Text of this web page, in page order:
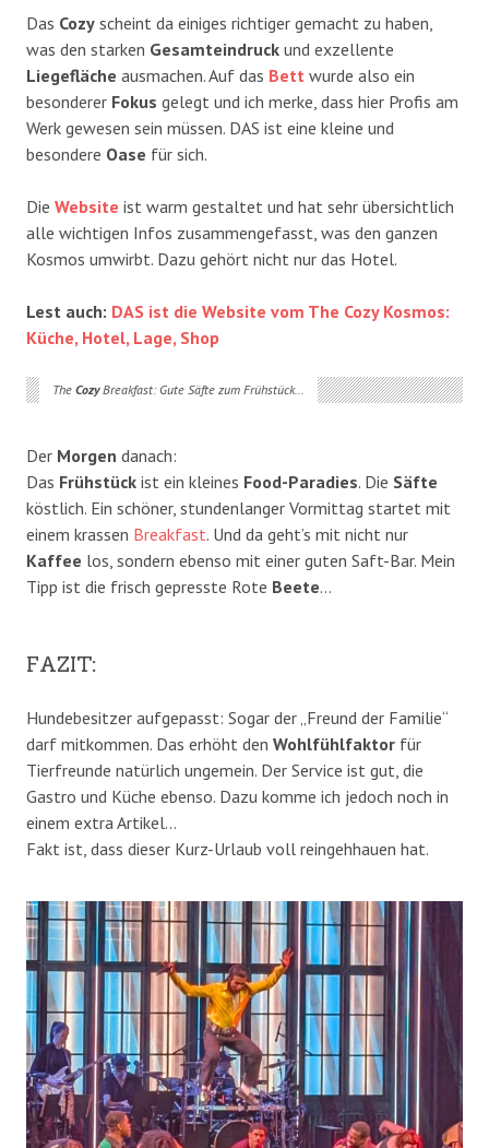
Das Cozy scheint da einiges richtiger gemacht zu haben,
was den starken Gesamteindruck und exzellente
Liegefläche ausmachen. Auf das Bett wurde also ein
besonderer Fokus gelegt und ich merke, dass hier Profis am
Werk gewesen sein müssen. DAS ist eine kleine und
besondere Oase für sich.
Die Website ist warm gestaltet und hat sehr übersichtlich
alle wichtigen Infos zusammengefasst, was den ganzen
Kosmos umwirbt. Dazu gehört nicht nur das Hotel.
Lest auch: DAS ist die Website vom The Cozy Kosmos:
Küche, Hotel, Lage, Shop
The CozyBreakfast: Gute Säfte zum Frühstück…
Der Morgen danach:
Das Frühstück ist ein kleines Food-Paradies. Die Säfte
köstlich. Ein schöner, stundenlanger Vormittag startet mit
einem krassen Breakfast. Und da geht’s mit nicht nur
Kaffee los, sondern ebenso mit einer guten Saft-Bar. Mein
Tipp ist die frisch gepresste Rote Beete…
FAZIT:
Hundebesitzer aufgepasst: Sogar der „Freund der Familie“
darf mitkommen. Das erhöht den Wohlfühlfaktor für
Tierfreunde natürlich ungemein. Der Service ist gut, die
Gastro und Küche ebenso. Dazu komme ich jedoch noch in
einem extra Artikel…
Fakt ist, dass dieser Kurz-Urlaub voll reingehhauen hat.